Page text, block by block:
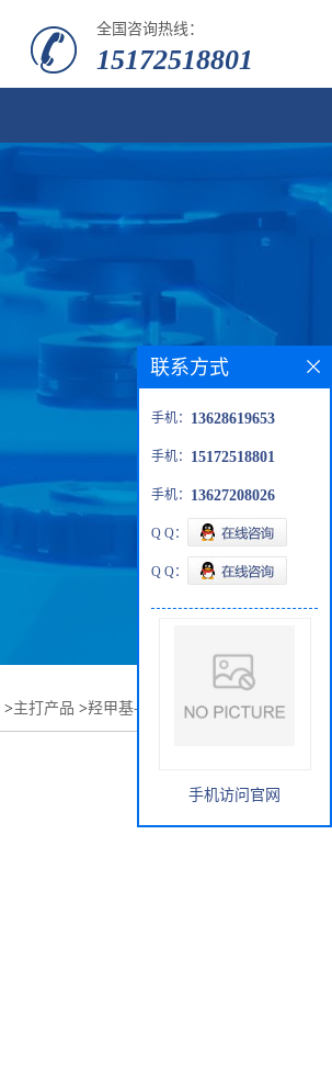
全国咨询热线：
15172518801
>主打产品 >羟甲基-7-氨基头孢烷酸
联系方式
手机： 13628619653
手机： 15172518801
手机： 13627208026
Q Q：
Q Q：
手机访问官网